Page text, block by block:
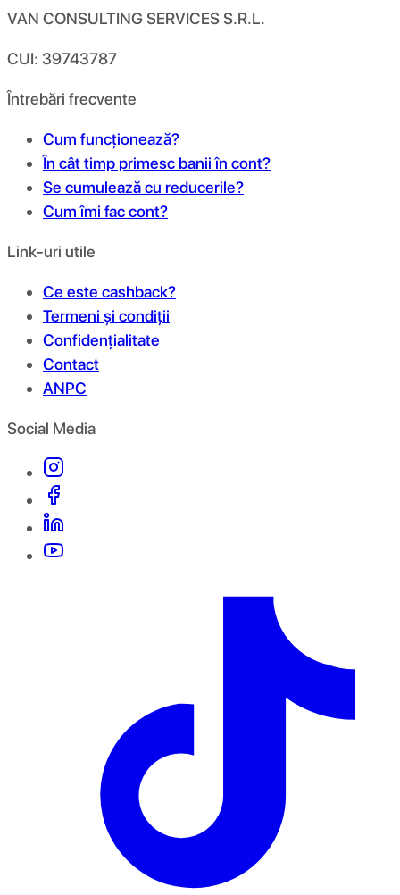
VAN CONSULTING SERVICES S.R.L.
CUI: 39743787
Întrebări frecvente
Cum funcționează?
În cât timp primesc banii în cont?
Se cumulează cu reducerile?
Cum îmi fac cont?
Link-uri utile
Ce este cashback?
Termeni și condiții
Confidențialitate
Contact
ANPC
Social Media